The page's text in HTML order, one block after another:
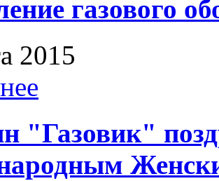
газового
2015
"Газовик"